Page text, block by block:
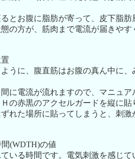
とお腹に脂肪が寄って、皮下脂肪
の方が、筋肉まで電流が届きや
うに、腹直筋はお腹の真ん中に
に電流が流れますので、マニュア
の赤黒のアクセルガードを縦に貼
れた場所に貼ってしまうと、刺
(WDTH)の値
いる時間です。電気刺激を感じ